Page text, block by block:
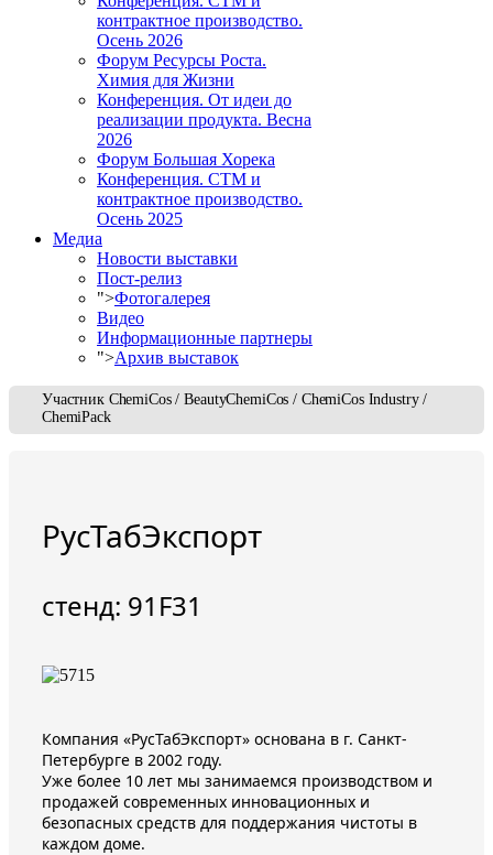
контрактное производство.
Осень 2026
Форум Ресурсы Роста.
Химия для Жизни
Конференция. От идеи до
реализации продукта. Весна
2026
Форум Большая Хорека
Конференция. СТМ и
контрактное производство.
Осень 2025
Медиа
Новости выставки
Пост-релиз
">Фотогалерея
Видео
Информационные партнеры
">Архив выставок
Участник ChemiCos / BeautyChemiCos / ChemiCos Industry /
ChemiPack
РусТабЭкспорт
стенд: 91F31
Компания «РусТабЭкспорт» основана в г. Санкт-
Петербурге в 2002 году.
Уже более 10 лет мы занимаемся производством и
продажей современных инновационных и
безопасных средств для поддержания чистоты в
каждом доме.